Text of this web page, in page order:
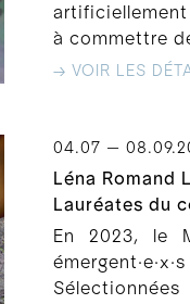
artificiellement
à commettre
→ VOIR LES
04.07 —
Léna Romand
Lauréates du
En 2023, le